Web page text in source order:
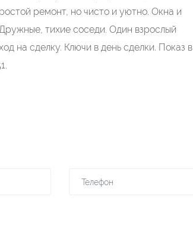
ремонт, но чисто и уютно. Окна и
тихие соседи. Один взрослый
на сделку. Ключи в день сделки. Показ в